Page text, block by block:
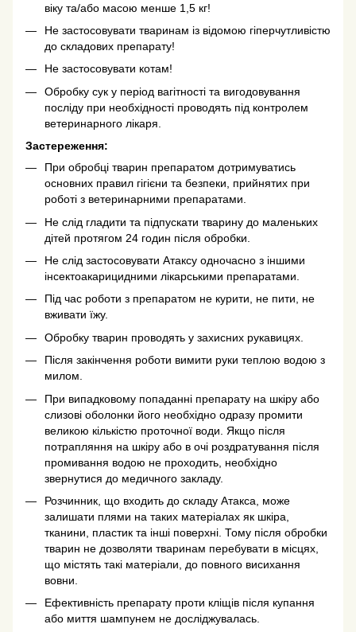
віку та/або масою менше 1,5 кг!
Не застосовувати тваринам із відомою гіперчутливістю
до складових препарату!
Не застосовувати котам!
Обробку сук у період вагітності та вигодовування
посліду при необхідності проводять під контролем
ветеринарного лікаря.
Застереження:
При обробці тварин препаратом дотримуватись
основних правил гігієни та безпеки, прийнятих при
роботі з ветеринарними препаратами.
Не слід гладити та підпускати тварину до маленьких
дітей протягом 24 годин після обробки.
Не слід застосовувати Атаксу одночасно з іншими
інсектоакарицидними лікарськими препаратами.
Під час роботи з препаратом не курити, не пити, не
вживати їжу.
Обробку тварин проводять у захисних рукавицях.
Після закінчення роботи вимити руки теплою водою з
милом.
При випадковому попаданні препарату на шкіру або
слизові оболонки його необхідно одразу промити
великою кількістю проточної води. Якщо після
потрапляння на шкіру або в очі роздратування після
промивання водою не проходить, необхідно
звернутися до медичного закладу.
Розчинник, що входить до складу Атакса, може
залишати плями на таких матеріалах як шкіра,
тканини, пластик та інші поверхні. Тому після обробки
тварин не дозволяти тваринам перебувати в місцях,
що містять такі матеріали, до повного висихання
вовни.
Ефективність препарату проти кліщів після купання
або миття шампунем не досліджувалась.